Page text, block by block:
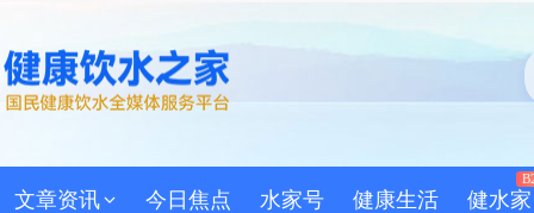
文章资讯 今日焦点 水家号 健康生活 健水家